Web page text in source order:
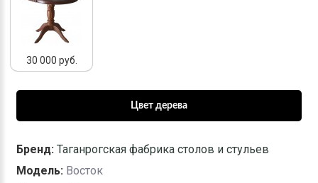
30 000 руб.
Бренд: Таганрогская фабрика столов и стульев
Модель: Восток